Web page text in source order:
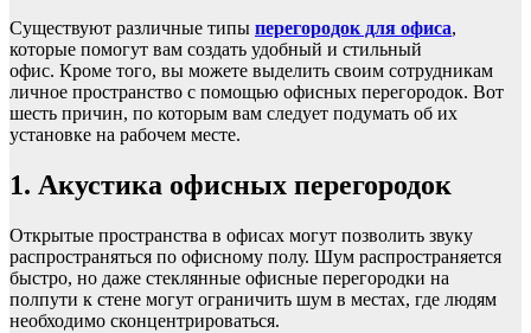
Существуют различные типы перегородок для офиса,
которые помогут вам создать удобный и стильный
офис. Кроме того, вы можете выделить своим сотрудникам
личное пространство с помощью офисных перегородок. Вот
шесть причин, по которым вам следует подумать об их
установке на рабочем месте.
1. Акустика офисных перегородок
Открытые пространства в офисах могут позволить звуку
распространяться по офисному полу. Шум распространяется
быстро, но даже стеклянные офисные перегородки на
полпути к стене могут ограничить шум в местах, где людям
необходимо сконцентрироваться.